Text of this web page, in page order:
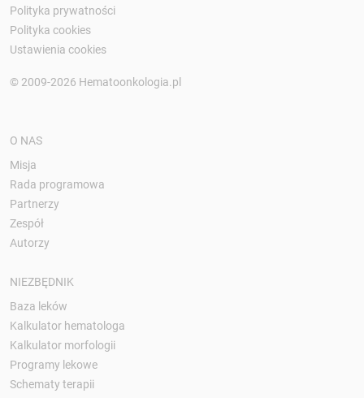
Polityka prywatności
Polityka cookies
Ustawienia cookies
© 2009-2026 Hematoonkologia.pl
O NAS
Misja
Rada programowa
Partnerzy
Zespół
Autorzy
NIEZBĘDNIK
Baza leków
Kalkulator hematologa
Kalkulator morfologii
Programy lekowe
Schematy terapii